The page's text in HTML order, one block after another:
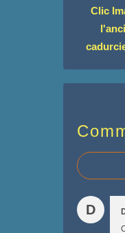
Clic
D